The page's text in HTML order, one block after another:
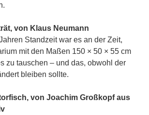
von Klaus Neumann
Standzeit war es an der Zeit,
mit den Maßen 150 × 50 × 55 cm
zu tauschen – und das, obwohl der
bleiben sollte.
von Joachim Großkopf aus